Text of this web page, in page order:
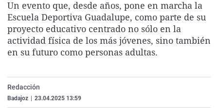
La rosa de los vientos
Gente viajera
Como el perro y el
Caso
Retornados
Equipo de
Extremadura
Galicia
La Rioja
País Vasco
Virales
Televisión
Elecciones
Un evento que, desde años, pone en marcha la
Escuela Deportiva Guadalupe, como parte de su
proyecto educativo centrado no sólo en la
actividad física de los más jóvenes, sino también
en su futuro como personas adultas.
Redacción
Badajoz 23.04.2025 13:59